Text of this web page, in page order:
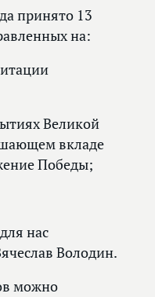
принято 13
на:
Великой
вкладе
Победы;
нас
Володин.
можно